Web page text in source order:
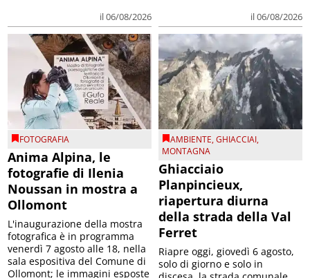
il 06/08/2026 il 06/08/2026
FOTOGRAFIA
Anima Alpina, le
fotografie di Ilenia
Noussan in mostra a
Ollomont
L'inaugurazione della mostra
fotografica è in programma
venerdì 7 agosto alle 18, nella
sala espositiva del Comune di
Ollomont; le immagini esposte
AMBIENTE,GHIACCIAI,
MONTAGNA
Ghiacciaio
Planpincieux,
riapertura diurna
della strada della Val
Ferret
Riapre oggi, giovedì 6 agosto,
solo di giorno e solo in